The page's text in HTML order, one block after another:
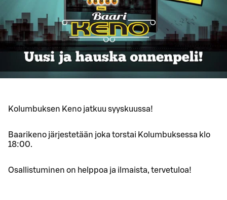
Kolumbuksen Keno jatkuu syyskuussa!
Baarikeno järjestetään joka torstai Kolumbuksessa klo
18:00.
Osallistuminen on helppoa ja ilmaista, tervetuloa!